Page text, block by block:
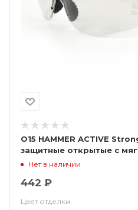
О15 HAMMER ACTIVE
защитные открытые с
Нет в наличии
442 ₽
Цвет отделки